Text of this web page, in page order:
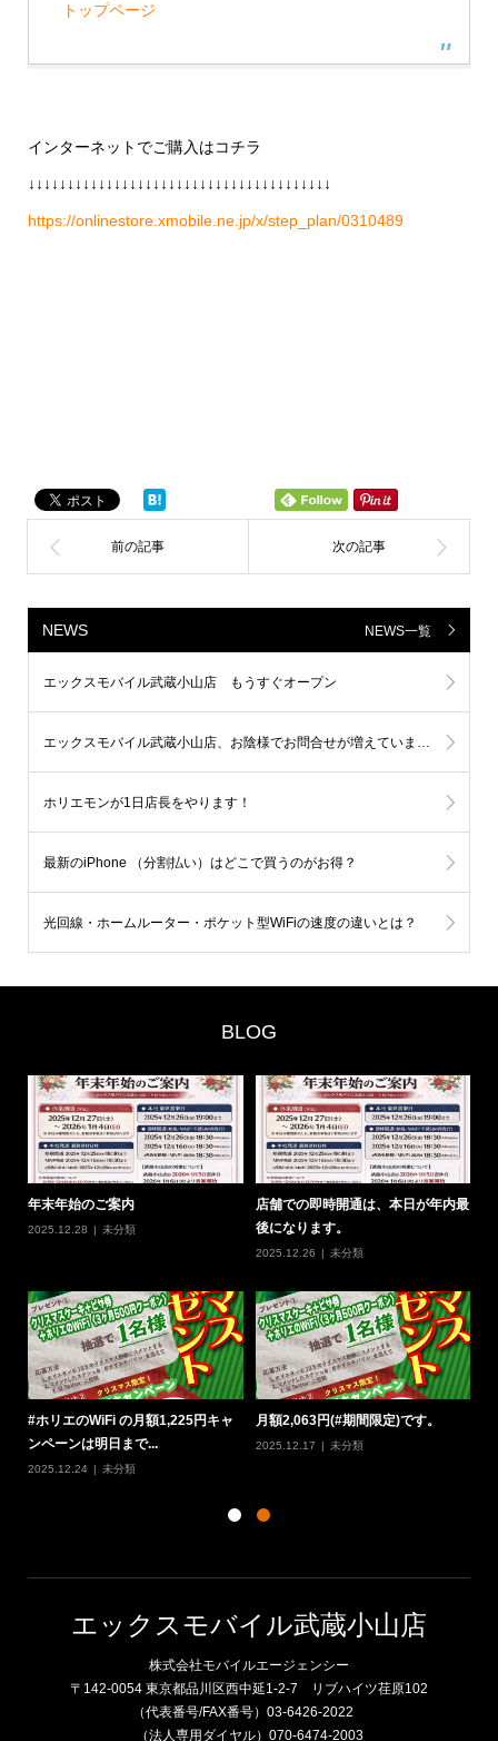
トップページ
インターネットでご購入はコチラ
↓↓↓↓↓↓↓↓↓↓↓↓↓↓↓↓↓↓↓↓↓↓↓↓↓↓↓↓↓↓↓↓↓↓↓↓↓↓↓
https://onlinestore.xmobile.ne.jp/x/step_plan/0310489
NEWS NEWS一覧
エックスモバイル武蔵小山店 もうすぐオープン
エックスモバイル武蔵小山店、お陰様でお問合せが増えています！
ホリエモンが1日店長をやります！
最新のiPhone （分割払い）はどこで買うのがお得？
光回線・ホームルーター・ポケット型WiFiの速度の違いとは？
BLOG
年末年始のご案内
2025.12.28 未分類
店舗での即時開通は、本日が年内最
後になります。
2025.12.26 未分類
#ホリエのWiFi の月額1,225円キャ
ンペーンは明日まで...
2025.12.24 未分類
月額2,063円(#期間限定)です。
2025.12.17 未分類
エックスモバイル武蔵小山店
株式会社モバイルエージェンシー
〒142-0054 東京都品川区西中延1-2-7 リブハイツ荏原102
（代表番号/FAX番号）03-6426-2022
（法人専用ダイヤル）070-6474-2003